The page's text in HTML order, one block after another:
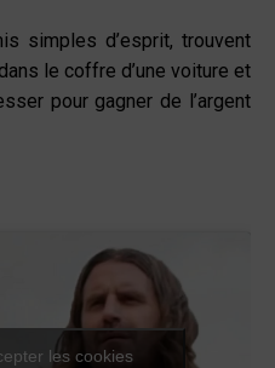
simples d’esprit, trouvent
le coffre d’une voiture et
pour gagner de l’argent
les cookies